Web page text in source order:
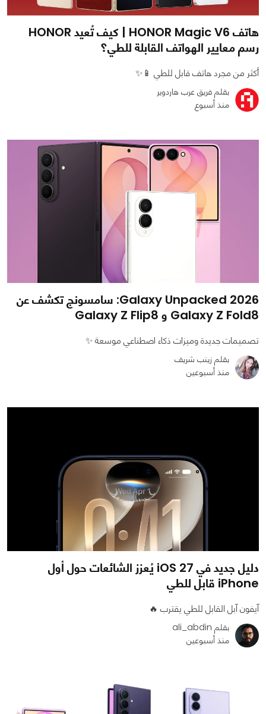
778
0
0
هاتف HONOR Magic V6 | كيف تُعيد HONOR
رسم معايير الهواتف القابلة للطي؟
أكثر من مجرد هاتف قابل للطي 📱✨
بقلم فريق عرب هاردوير
منذ أسبوع
Galaxy Unpacked 2026: سامسونج تكشف عن
Galaxy Z Fold8 و Galaxy Z Flip8
تصميمات جديدة وميزات ذكاء اصطناعي موسعة ✨
بقلم زينب شريف
منذ أسبوعين
دليل جديد في iOS 27 يُعزز الشائعات حول أول
iPhone قابل للطي
آيفون آبل القابل للطي يقترب 🔥
بقلم ali_abdin
منذ أسبوعين